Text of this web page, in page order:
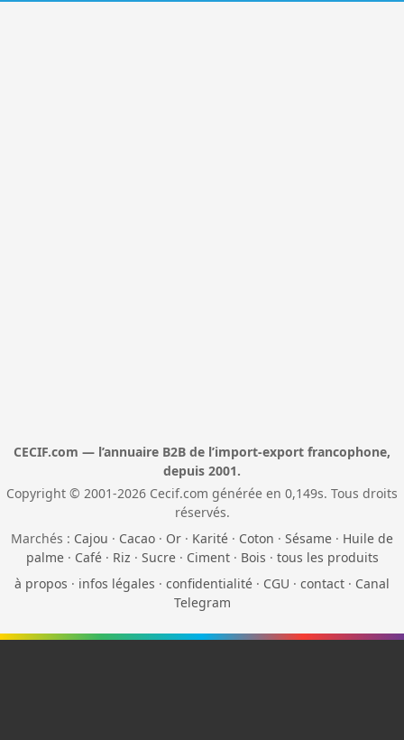
CECIF.com — l’annuaire B2B de l’import-export francophone,
depuis 2001.
Copyright © 2001-2026 Cecif.com générée en 0,149s. Tous droits
réservés.
Marchés : Cajou · Cacao · Or · Karité · Coton · Sésame · Huile de
palme· Café· Riz · Sucre· Ciment· Bois · tous les produits
à propos · infos légales · confidentialité · CGU · contact · Canal
Telegram